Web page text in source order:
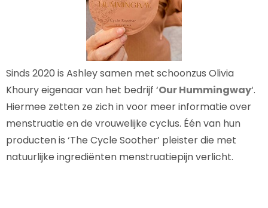
Sinds 2020 is Ashley samen met schoonzus Olivia
Khoury eigenaar van het bedrijf ‘Our Hummingway‘.
Hiermee zetten ze zich in voor meer informatie over
menstruatie en de vrouwelijke cyclus. Één van hun
producten is ‘The Cycle Soother’ pleister die met
natuurlijke ingrediënten menstruatiepijn verlicht.